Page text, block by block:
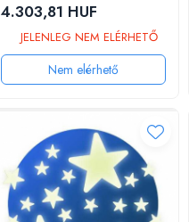
4.303,81 HUF
JELENLEG NEM ELÉRHETŐ
Nem elérhető